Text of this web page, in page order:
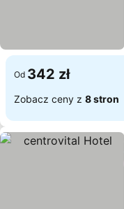
Od 342 zł
Zobacz ceny z 8 stron